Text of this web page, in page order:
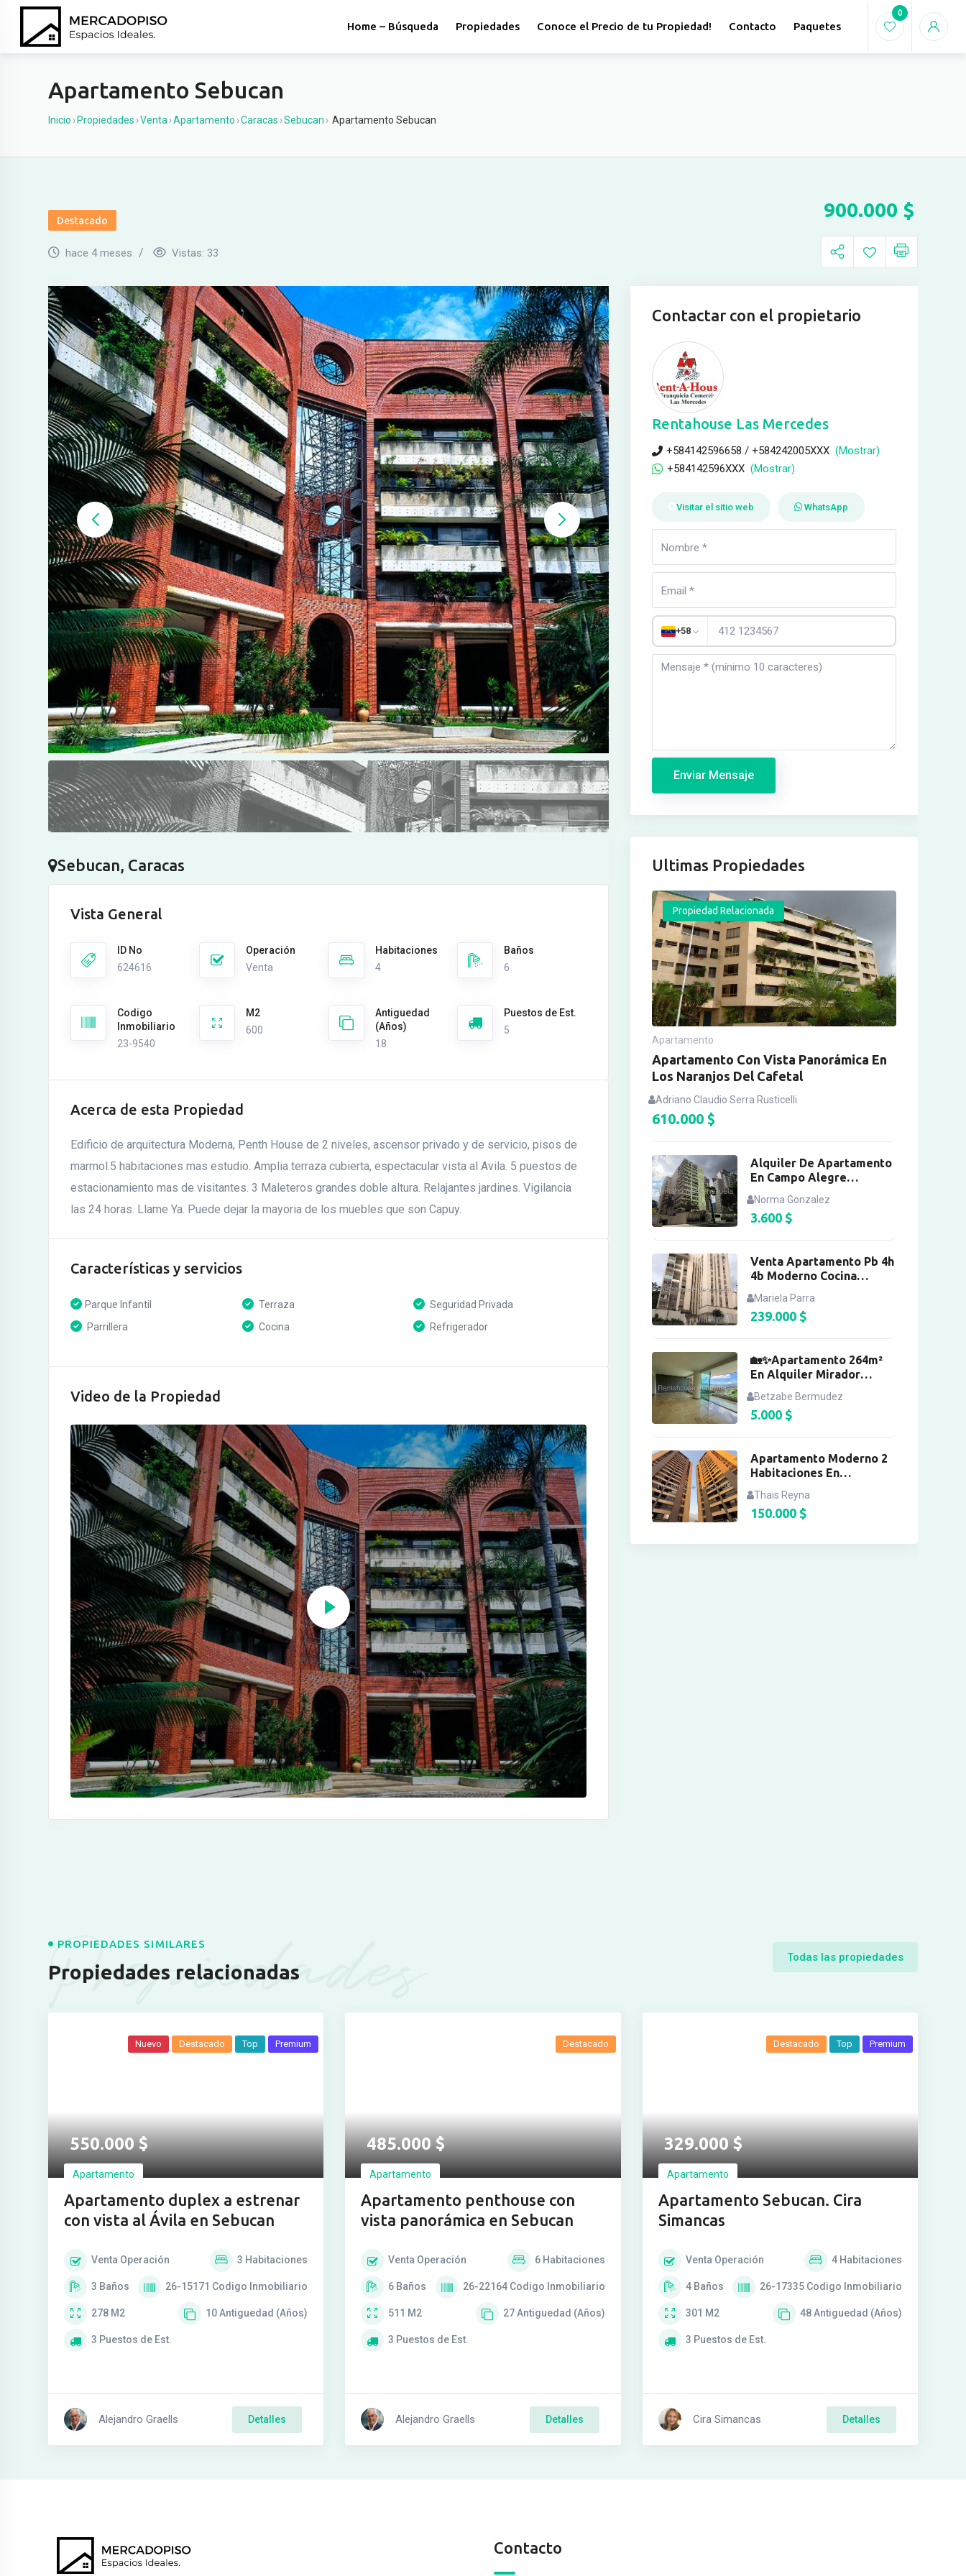
Home – Búsqueda Propiedades Conoce el Precio de tu Propiedad! Contacto Paquetes
0
Apartamento Sebucan
Inicio › Propiedades ›Venta ›Apartamento ›Caracas ›Sebucan › Apartamento Sebucan
Destacado
hace 4 meses Vistas: 33
900.000 $
Sebucan, Caracas
Vista General
ID No
624616
Operación
Venta
Habitaciones
4
Baños
6
Codigo
Inmobiliario
23-9540
M2
600
Antiguedad
(Años)
18
Puestos de Est.
5
Acerca de esta Propiedad
Edificio de arquitectura Moderna, Penth House de 2 niveles, ascensor privado y de servicio, pisos de
marmol.5 habitaciones mas estudio. Amplia terraza cubierta, espectacular vista al Avila. 5 puestos de
estacionamiento mas de visitantes. 3 Maleteros grandes doble altura. Relajantes jardines. Vigilancia
las 24 horas. Llame Ya. Puede dejar la mayoria de los muebles que son Capuy.
Características y servicios
Parque Infantil Terraza
Seguridad Privada
Parrillera
Cocina Refrigerador
Video de la Propiedad
Contactar con el propietario
Rentahouse Las Mercedes
+584142596658 / +584242005XXX (Mostrar)
+584142596XXX (Mostrar)
Visitar el sitio web WhatsApp
+58
Enviar Mensaje
Ultimas Propiedades
Propiedad Relacionada
Apartamento
Apartamento Con Vista Panorámica En
Los Naranjos Del Cafetal
Adriano Claudio Serra Rusticelli
610.000 $
Alquiler De Apartamento
En Campo Alegre
Norma Gonzalez
3.600 $
Venta Apartamento Pb 4h
4b Moderno Cocina
Mariela Parra
239.000 $
🏡✨Apartamento 264m²
En Alquiler Mirador
Betzabe Bermudez
5.000 $
Apartamento Moderno 2
Habitaciones En
Thais Reyna
150.000 $
Propiedades
PROPIEDADES SIMILARES
Propiedades relacionadas
Todas las propiedades
550.000$
Apartamento
Apartamento duplex a estrenar
con vista al Ávila en Sebucan
Nuevo Destacado Top Premium
Venta Operación 3 Habitaciones
3 Baños 26-15171 Codigo Inmobiliario
278 M2 10Antiguedad (Años)
3 Puestos de Est.
Alejandro Graells Detalles
485.000$
Apartamento
Apartamento penthouse con
vista panorámica en Sebucan
Destacado
Venta Operación 6 Habitaciones
6 Baños 26-22164 Codigo Inmobiliario
511 M2 27Antiguedad (Años)
3 Puestos de Est.
Alejandro Graells Detalles
329.000$
Apartamento
Apartamento Sebucan. Cira
Simancas
Destacado Top Premium
Venta Operación 4 Habitaciones
4 Baños 26-17335 Codigo Inmobiliario
301 M2 48Antiguedad (Años)
3 Puestos de Est.
Cira Simancas Detalles
Contacto